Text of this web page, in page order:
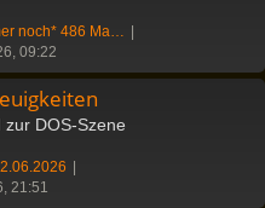
noch* 486 Ma…
09:22
DOS-Szene
21:51